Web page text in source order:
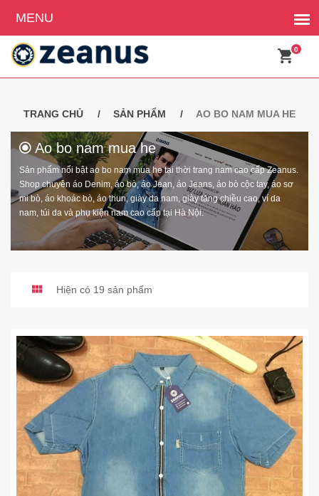
0
TRANG CHỦ SẢN PHẨM AO BO NAM MUA HE
Ao bo nam mua he
Sản phẩm nổi bật ao bo nam mua he tại thời trang nam cao cấp Zeanus.
Shop chuyên áo Denim, áo bò, áo Jean, áo Jeans, áo bò cộc tay, áo sơ
mi bò, áo khoác bò, áo thun, giày da nam, giày tăng chiều cao, ví da
nam, túi da và phụ kiện nam cao cấp tại Hà Nội.
Hiện có 19 sản phẩm